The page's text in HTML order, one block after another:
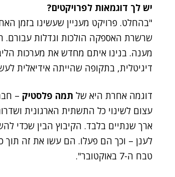
יש לך דוגמאות לפרויקטים?
"בהחלט. פרויקט מעניין שעשינו בזמן
שרשרת האספקה הולכות וגדלות עבורם.
מענה. בנינו איתם מחדש את מערכות
דיגיטלית, בתקופה שהייתה אידיאלית
דוגמה אחרת היא של תמה פלסטיק –
ארך שנתיים בלבד. הקיבוץ הבין שכדי
לענן – וכך הם פעלו. הם עשו את זה תוך
טבח ה-7 באוקטובר".